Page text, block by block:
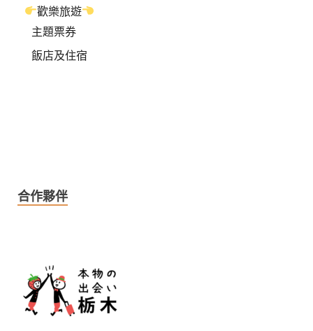
歡樂旅遊
主題票券
飯店及住宿
合作夥伴